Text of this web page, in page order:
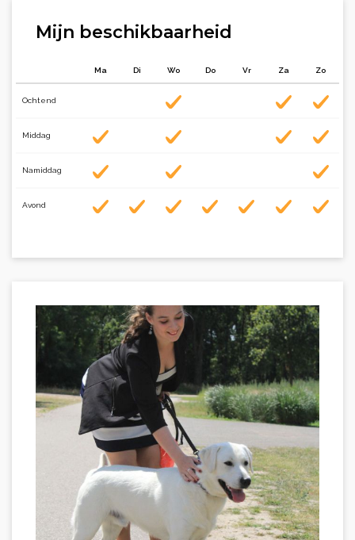
Mijn beschikbaarheid
Ma Di Wo Do Vr Za Zo
Ochtend
Middag
Namiddag
Avond